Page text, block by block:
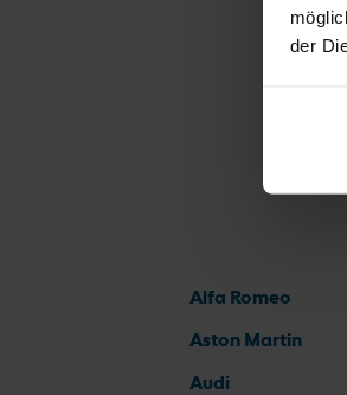
der
Alfa Romeo
Aston Martin
Audi